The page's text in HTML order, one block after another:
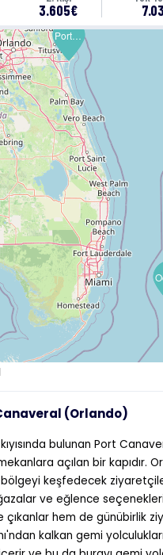
3.605€
Port Canaveral (Orlando)
Port Canaveral (Orlando)
(Orlando)
bulunan Port
açılan bir kapıdır.
keşfedecek
ve eğlence
hem de günübirlik
kalkan gemi